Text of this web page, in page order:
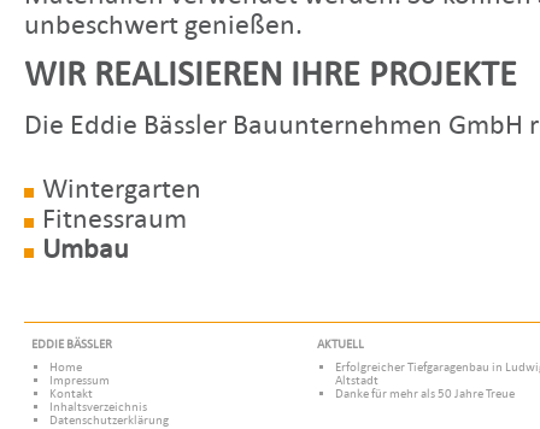
unbeschwert genießen.
WIR REALISIEREN IHRE PROJEKTE
Die Eddie Bässler Bauunternehmen GmbH
Wintergarten
Fitnessraum
Umbau
EDDIE BÄSSLER
Home
Impressum
Kontakt
Inhaltsverzeichnis
Datenschutzerklärung
AKTUELL
Erfolgreicher Tiefgaragenbau in
Altstadt
Danke für mehr als 50 Jahre Treue